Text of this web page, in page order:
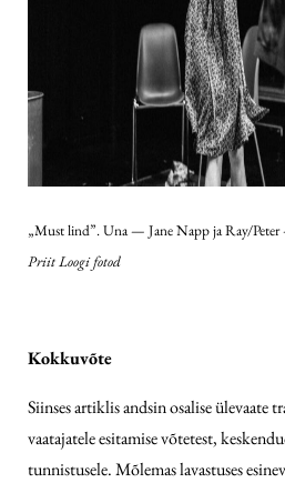
„Must lind”. Una — Jane Napp ja Ray/
Priit Loogi fotod
Kokkuvõte
Siinses artiklis andsin osalise ülevaate
vaatajatele esitamise võtetest,
tunnistusele. Mõlemas lavastuses